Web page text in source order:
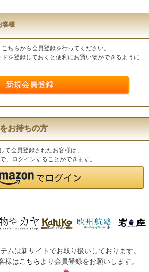
客様
ちらから会員登録を行ってください。
を登録しておくと便利にお買い物ができるように
お持ちの方
て会員登録されたお客様は、
、ログインすることができます。
ムは新サイトでお取り扱いしております。
様はこちら より会員登録をお願いします。